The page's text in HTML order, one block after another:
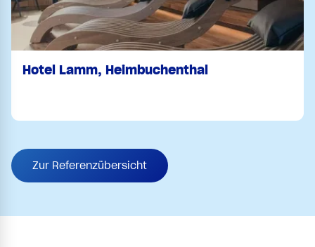
Hotel Lamm, Heimbuchenthal
Zur Referenzübersicht